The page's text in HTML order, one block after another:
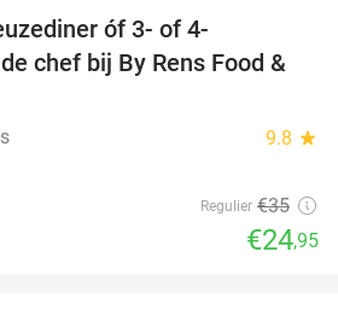
óf 3- of 4-
chef bij By Rens Food &
9.8 star
Regulier €35
€24,95